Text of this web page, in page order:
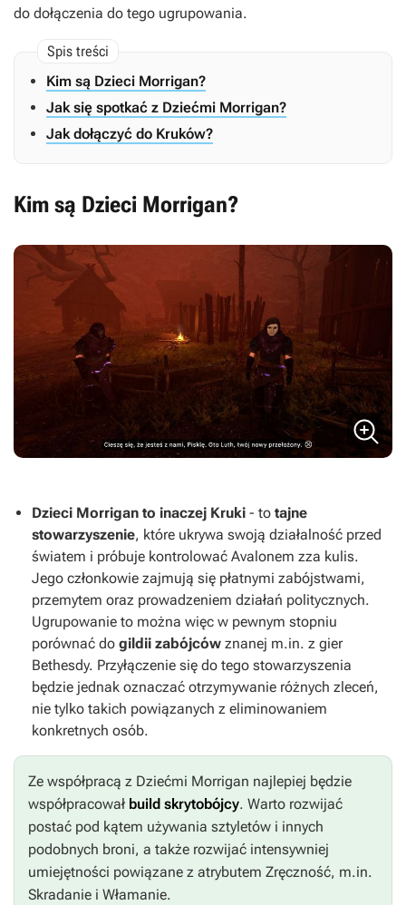
do dołączenia do tego ugrupowania.
Kim są Dzieci Morrigan?
Jak się spotkać z Dziećmi Morrigan?
Jak dołączyć do Kruków?
Kim są Dzieci Morrigan?
Dzieci Morrigan to inaczej Kruki - to tajne
stowarzyszenie, które ukrywa swoją działalność przed
światem i próbuje kontrolować Avalonem zza kulis.
Jego członkowie zajmują się płatnymi zabójstwami,
przemytem oraz prowadzeniem działań politycznych.
Ugrupowanie to można więc w pewnym stopniu
porównać do gildii zabójców znanej m.in. z gier
Bethesdy. Przyłączenie się do tego stowarzyszenia
będzie jednak oznaczać otrzymywanie różnych zleceń,
nie tylko takich powiązanych z eliminowaniem
konkretnych osób.
Ze współpracą z Dziećmi Morrigan najlepiej będzie
współpracował build skrytobójcy. Warto rozwijać
postać pod kątem używania sztyletów i innych
podobnych broni, a także rozwijać intensywniej
umiejętności powiązane z atrybutem Zręczność, m.in.
Skradanie i Włamanie.